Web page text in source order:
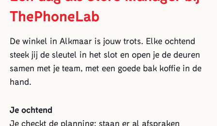
ThePhoneLab
De winkel in Alkmaar is jouw trots. Elke ochtend
steek jij de sleutel in het slot en open je de deuren
samen met je team, met een goede bak koffie in de
hand.
Je ochtend
Je checkt de planning: staan er al afspraken